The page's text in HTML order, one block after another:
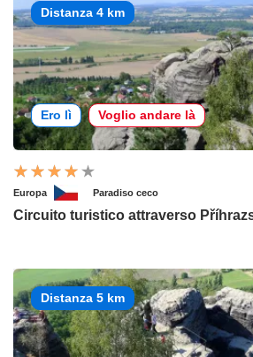
Distanza 4 km
Ero lì Voglio andare là
Europa Paradiso ceco
Circuito turistico attraverso
Distanza 5 km